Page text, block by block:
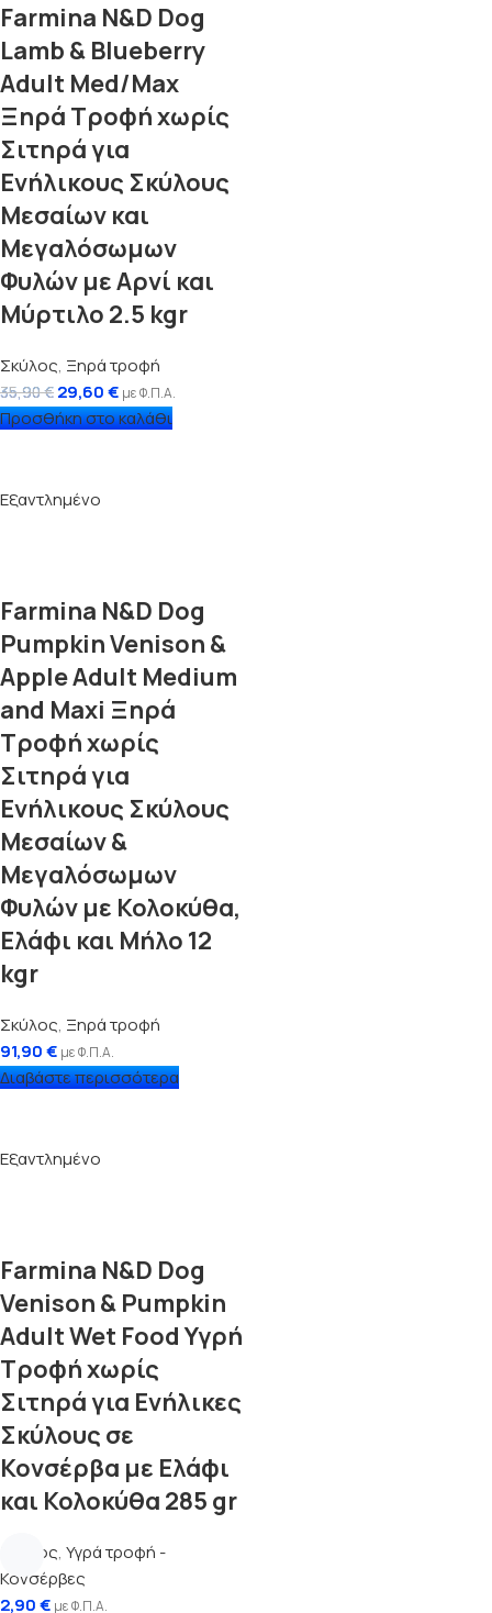
Farmina N&D Dog
Lamb & Blueberry
Adult Med/Max
Ξηρά Τροφή χωρίς
Σιτηρά για
Ενήλικους Σκύλους
Μεσαίων και
Μεγαλόσωμων
Φυλών με Αρνί και
Μύρτιλο 2.5 kgr
Σκύλος, Ξηρά τροφή
35,90€ 29,60€ με Φ.Π.Α.
Προσθήκη στο καλάθι
Εξαντλημένο
Farmina N&D Dog
Pumpkin Venison &
Apple Adult Medium
and Maxi Ξηρά
Τροφή χωρίς
Σιτηρά για
Ενήλικους Σκύλους
Μεσαίων &
Μεγαλόσωμων
Φυλών με Κολοκύθα,
Ελάφι και Μήλο 12
kgr
Σκύλος, Ξηρά τροφή
91,90€ με Φ.Π.Α.
Διαβάστε περισσότερα
Εξαντλημένο
Farmina N&D Dog
Venison & Pumpkin
Adult Wet Food Υγρή
Τροφή χωρίς
Σιτηρά για Ενήλικες
Σκύλους σε
Κονσέρβα με Ελάφι
και Κολοκύθα 285 gr
Σκύλος, Υγρά τροφή -
Κονσέρβες
2,90€ με Φ.Π.Α.